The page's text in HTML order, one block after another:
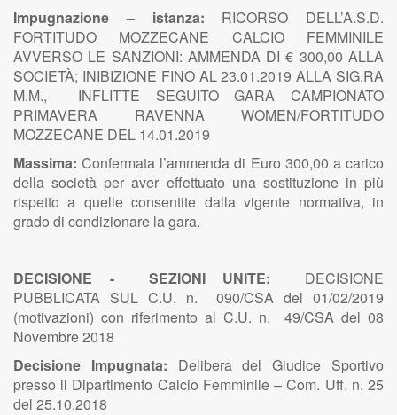
Impugnazione – istanza: RICORSO DELL’A.S.D.
FORTITUDO MOZZECANE CALCIO FEMMINILE
AVVERSO LE SANZIONI: AMMENDA DI € 300,00 ALLA
SOCIETÀ; INIBIZIONE FINO AL 23.01.2019 ALLA SIG.RA
M.M., INFLITTE SEGUITO GARA CAMPIONATO
PRIMAVERA RAVENNA WOMEN/FORTITUDO
MOZZECANE DEL 14.01.2019
Massima:Confermata l’ammenda di Euro 300,00 a carico
della società per aver effettuato una sostituzione in più
rispetto a quelle consentite dalla vigente normativa, in
grado di condizionare la gara.
DECISIONE - SEZIONI UNITE: DECISIONE
PUBBLICATA SUL C.U. n. 090/CSA del 01/02/2019
(motivazioni) con riferimento al C.U. n. 49/CSA del 08
Novembre 2018
Decisione Impugnata: Delibera del Giudice Sportivo
presso il Dipartimento Calcio Femminile – Com. Uff. n. 25
del 25.10.2018